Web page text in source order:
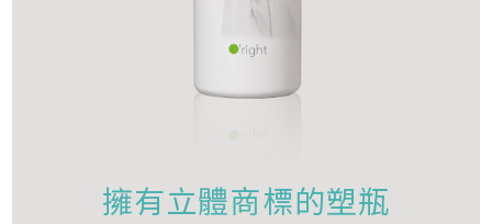
擁有立體商標的塑瓶